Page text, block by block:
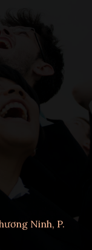
Ninh, P.